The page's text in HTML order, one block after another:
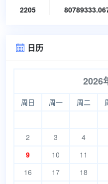
2205
 日历
2026
周日 周一 周二
2
3 4
9
10 11
16
17 18